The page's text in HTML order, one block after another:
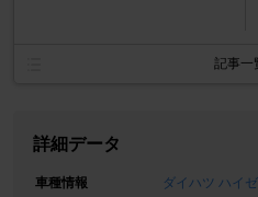
記事一
詳細データ
車種情報
ダイハツ ハイ